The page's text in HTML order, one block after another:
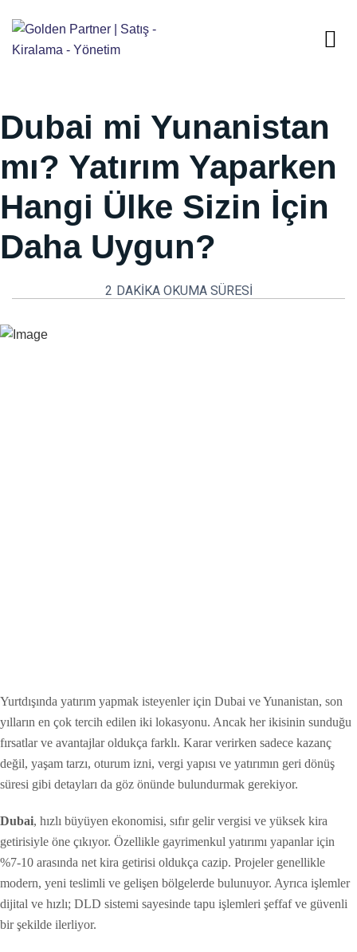
Dubai mi Yunanistan
mı? Yatırım Yaparken
Hangi Ülke Sizin İçin
Daha Uygun?
2 DAKIKA OKUMA SÜRESI
Yurtdışında yatırım yapmak isteyenler için Dubai ve Yunanistan, son
yılların en çok tercih edilen iki lokasyonu. Ancak her ikisinin sunduğu
fırsatlar ve avantajlar oldukça farklı. Karar verirken sadece kazanç
değil, yaşam tarzı, oturum izni, vergi yapısı ve yatırımın geri dönüş
süresi gibi detayları da göz önünde bulundurmak gerekiyor.
Dubai, hızlı büyüyen ekonomisi, sıfır gelir vergisi ve yüksek kira
getirisiyle öne çıkıyor. Özellikle gayrimenkul yatırımı yapanlar için
%7-10 arasında net kira getirisi oldukça cazip. Projeler genellikle
modern, yeni teslimli ve gelişen bölgelerde bulunuyor. Ayrıca işlemler
dijital ve hızlı; DLD sistemi sayesinde tapu işlemleri şeffaf ve güvenli
bir şekilde ilerliyor.